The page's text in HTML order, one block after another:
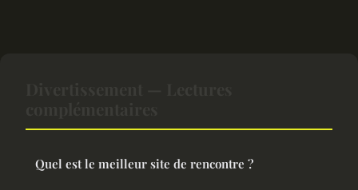
Quel est le meilleur site de rencontre ?